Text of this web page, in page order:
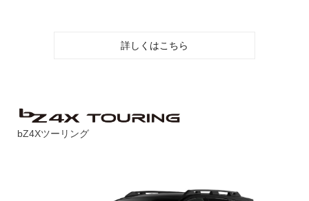
詳しくはこちら
bZ4Xツーリング